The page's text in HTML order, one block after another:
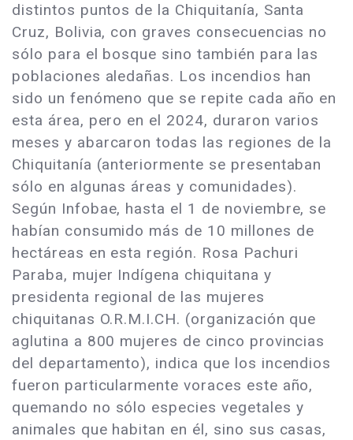
distintos puntos de la Chiquitanía, Santa
Cruz, Bolivia, con graves consecuencias no
sólo para el bosque sino también para las
poblaciones aledañas. Los incendios han
sido un fenómeno que se repite cada año en
esta área, pero en el 2024, duraron varios
meses y abarcaron todas las regiones de la
Chiquitanía (anteriormente se presentaban
sólo en algunas áreas y comunidades).
Según Infobae, hasta el 1 de noviembre, se
habían consumido más de 10 millones de
hectáreas en esta región. Rosa Pachuri
Paraba, mujer Indígena chiquitana y
presidenta regional de las mujeres
chiquitanas O.R.M.I.CH. (organización que
aglutina a 800 mujeres de cinco provincias
del departamento), indica que los incendios
fueron particularmente voraces este año,
quemando no sólo especies vegetales y
animales que habitan en él, sino sus casas,